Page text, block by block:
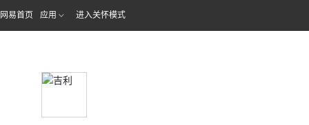
网易首页 应用 进入关怀模式